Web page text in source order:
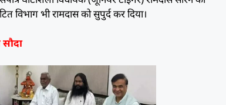
विभाग भी रामदास को सुपुर्द कर दिया।